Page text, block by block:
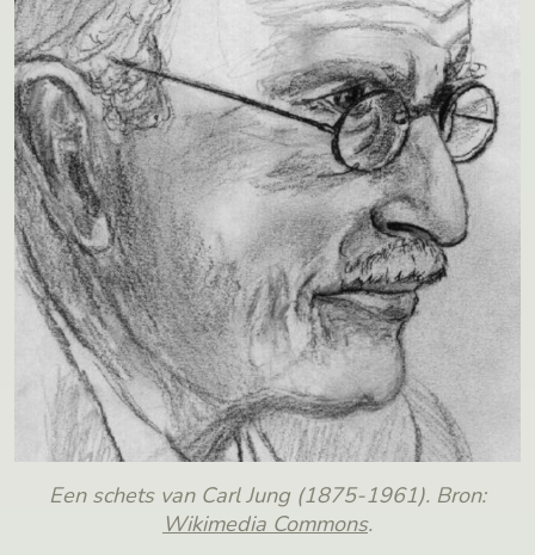
Een schets van Carl Jung (1875-1961). Bron:
Wikimedia Commons.